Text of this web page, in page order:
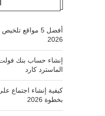
2026
الماسترد كارد
بخطوة 2026